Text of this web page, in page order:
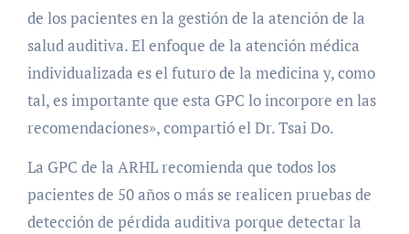
de los pacientes en la gestión de la atención de la
salud auditiva. El enfoque de la atención médica
individualizada es el futuro de la medicina y, como
tal, es importante que esta GPC lo incorpore en las
recomendaciones», compartió el Dr. Tsai Do.
La GPC de la ARHL recomienda que todos los
pacientes de 50 años o más se realicen pruebas de
detección de pérdida auditiva porque detectar la